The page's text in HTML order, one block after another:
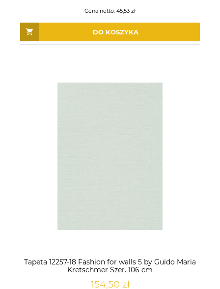
Cena netto: 45,53 zł
DO KOSZYKA
Tapeta 12257-18 Fashion for walls 5 by Guido Maria
Kretschmer Szer. 106 cm
154,50 zł